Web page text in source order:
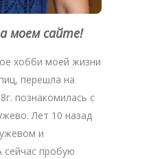
моем сайте!
хобби моей жизни
перешла на
познакомилась с
Лет 10 назад
и
сейчас пробую